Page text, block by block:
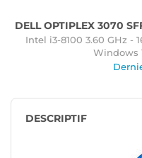
DELL OPTIPLEX 3070
Intel i3-8100 3.60 GHz -
Windows
DESCRIPTIF